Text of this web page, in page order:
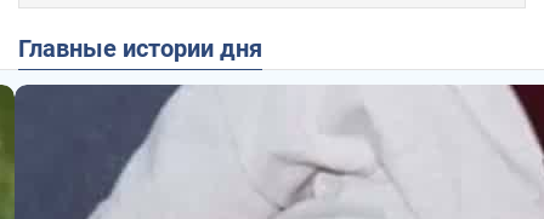
Главные истории дня